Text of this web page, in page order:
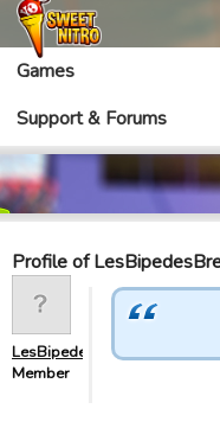
Games
Support & Forums
Profile of
LesBipedesBretons
Member